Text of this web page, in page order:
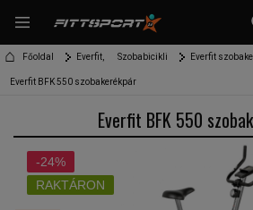
Főoldal Everfit, Szobabicikli Everfit
Everfit BFK 550 szobakerékpár
Everfit BFK 550
-24%
RAKTÁRON
kereső